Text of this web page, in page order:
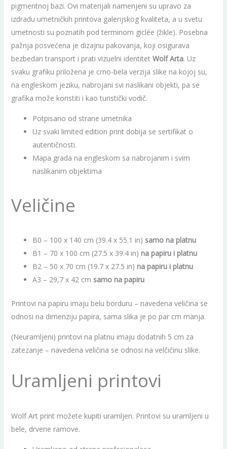
pigmentnoj bazi. Ovi materijali namenjeni su upravo za
izdradu umetničkih printova galerijskog kvaliteta, a u svetu
umetnosti su poznatih pod terminom giclée (žikle). Posebna
pažnja posvećena je dizajnu pakovanja, koji osigurava
bezbedan transport i prati vizuelni identitet Wolf Arta. Uz
svaku grafiku priložena je crno-bela verzija slike na kojoj su,
na engleskom jeziku, nabrojani svi naslikani objekti, pa se
grafika može koristiti i kao turistički vodič.
Potpisano od strane umetnika
Uz svaki limited edition print dobija se sertifikat o
autentičnosti.
Mapa grada na engleskom sa nabrojanim i svim
naslikanim objektima
Veličine
B0 – 100 x 140 cm (39.4 x 55.1 in) samo na platnu
B1 – 70 x 100 cm (27.5 x 39.4 in) na papiru i platnu
B2 – 50 x 70 cm (19.7 x 27.5 in) na papiru i platnu
A3 – 29,7 x 42 cm samo na papiru
Printovi na papiru imaju belu borduru – navedena veličina se
odnosi na dimenziju papira, sama slika je po par cm manja.
(Neuramljeni) printovi na platnu imaju dodatnih 5 cm za
zatezanje – navedena veličina se odnosi na velčičinu slike.
Uramljeni printovi
Wolf Art print možete kupiti uramljen. Printovi su uramljeni u
bele, drvene ramove.